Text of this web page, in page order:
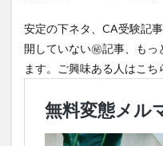
安定の下ネタ、CA受験記
開していない㊙記事、も
ます。ご興味ある人はこち